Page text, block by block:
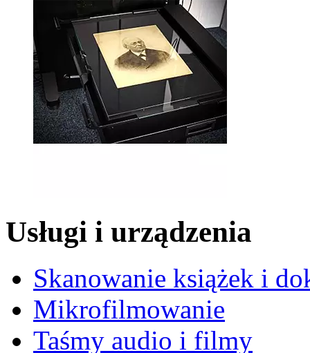
Usługi i urządzenia
Skanowanie książek i
Mikrofilmowanie
Taśmy audio i filmy